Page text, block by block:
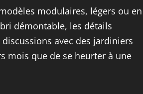
modulaires, légers ou en
démontable, les détails
avec des jardiniers
mois que de se heurter à une